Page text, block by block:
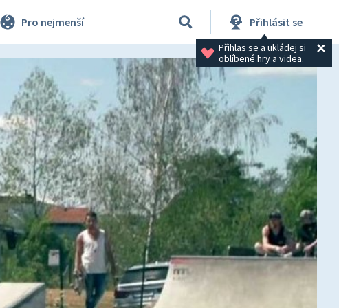
Pro nejmenší Přihlásit se
Přihlas se a ukládej si
oblíbené hry a videa.